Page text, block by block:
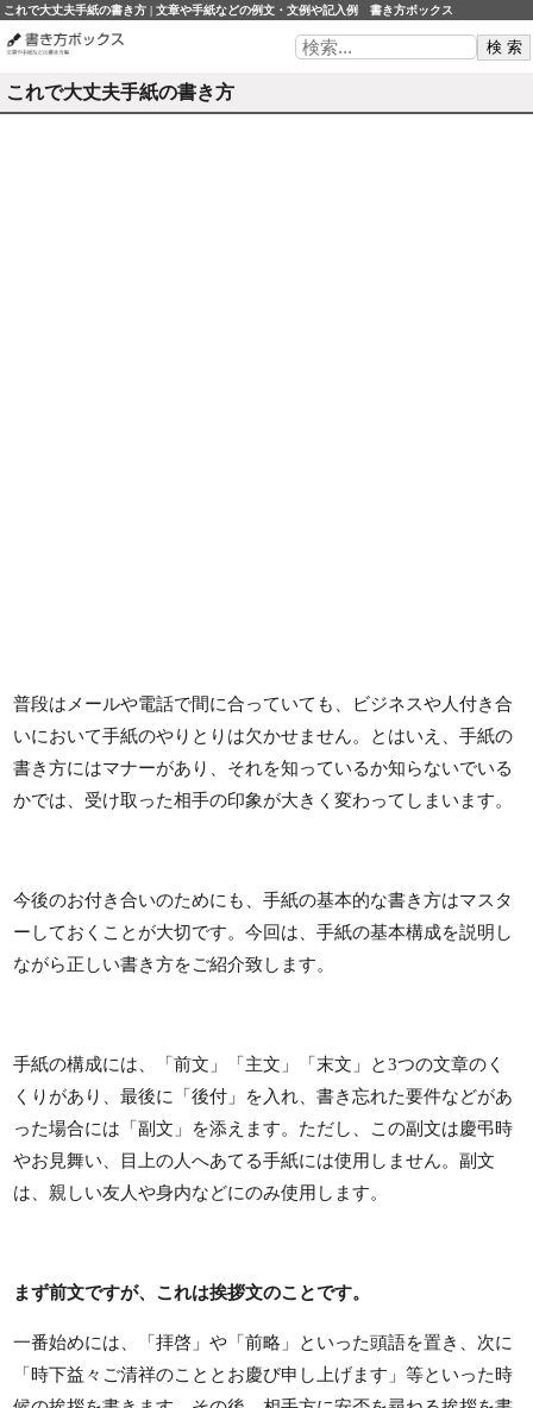
これで大丈夫手紙の書き方 | 文章や手紙などの例文・文例や記入例 書き方ボックス
これで大丈夫手紙の書き方
普段はメールや電話で間に合っていても、ビジネスや人付き合
いにおいて手紙のやりとりは欠かせません。とはいえ、手紙の
書き方にはマナーがあり、それを知っているか知らないでいる
かでは、受け取った相手の印象が大きく変わってしまいます。
今後のお付き合いのためにも、手紙の基本的な書き方はマスタ
ーしておくことが大切です。今回は、手紙の基本構成を説明し
ながら正しい書き方をご紹介致します。
手紙の構成には、「前文」「主文」「末文」と3つの文章のく
くりがあり、最後に「後付」を入れ、書き忘れた要件などがあ
った場合には「副文」を添えます。ただし、この副文は慶弔時
やお見舞い、目上の人へあてる手紙には使用しません。副文
は、親しい友人や身内などにのみ使用します。
まず前文ですが、これは挨拶文のことです。
一番始めには、「拝啓」や「前略」といった頭語を置き、次に
「時下益々ご清祥のこととお慶び申し上げます」等といった時